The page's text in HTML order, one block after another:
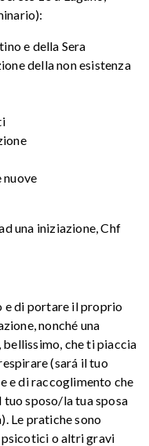
e della Sera
della non esistenza
nuove
una iniziazione, Chf
e di portare il proprio
nonché una
bellissimo, che ti piaccia
(sará il tuo
e di raccoglimento che
tuo sposo/la tua sposa
Le pratiche sono
o altri gravi